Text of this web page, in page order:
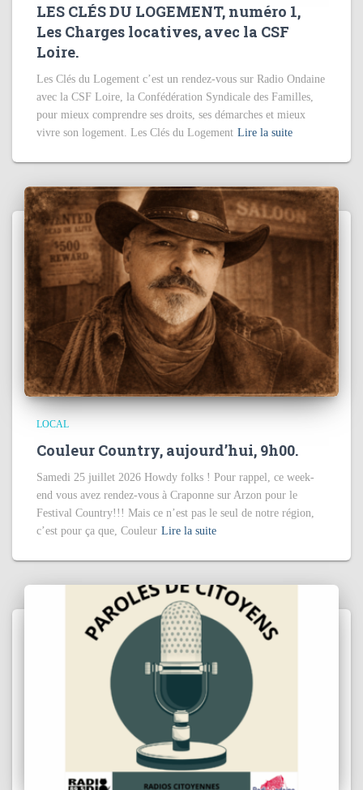
LES CLÉS DU LOGEMENT, numéro 1,
Les Charges locatives, avec la CSF
Loire.
Les Clés du Logement c’est un rendez-vous sur Radio Ondaine
avec la CSF Loire, la Confédération Syndicale des Familles,
pour mieux comprendre ses droits, ses démarches et mieux
vivre son logement. Les Clés du Logement Lire la suite
LOCAL
Couleur Country, aujourd’hui, 9h00.
Samedi 25 juillet 2026 Howdy folks ! Pour rappel, ce week-
end vous avez rendez-vous à Craponne sur Arzon pour le
Festival Country!!! Mais ce n’est pas le seul de notre région,
c’est pour ça que, Couleur Lire la suite